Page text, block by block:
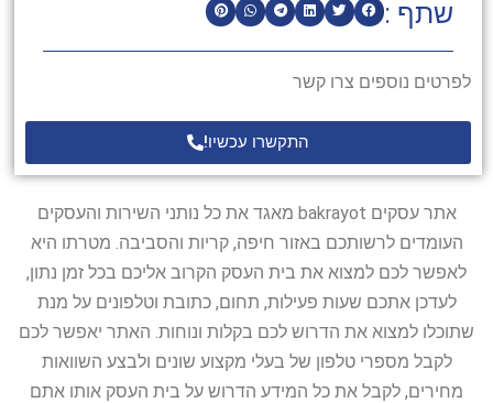
שתף :
לפרטים נוספים צרו קשר
התקשרו עכשיו!
אתר עסקים bakrayot מאגד את כל נותני השירות והעסקים
העומדים לרשותכם באזור חיפה, קריות והסביבה. מטרתו היא
לאפשר לכם למצוא את בית העסק הקרוב אליכם בכל זמן נתון,
לעדכן אתכם שעות פעילות, תחום, כתובת וטלפונים על מנת
שתוכלו למצוא את הדרוש לכם בקלות ונוחות. האתר יאפשר לכם
לקבל מספרי טלפון של בעלי מקצוע שונים ולבצע השוואות
מחירים, לקבל את כל המידע הדרוש על בית העסק אותו אתם